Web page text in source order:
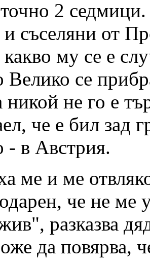
2
съселяни от
какво му се е
Велико се
никой не го е
че е бил зад
- в Австрия.
ме и ме
че не ме
разказва
да повярва,